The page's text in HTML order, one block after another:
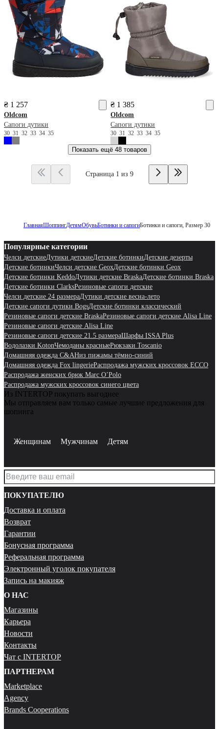
₴ 1 257
Oldcom
Сапоги дутики
30 31 32 33 34 35
₴ 1 385
Oldcom
Сапоги дутики
303132333435
Показать ещё 48 товаров
Страница 1 из 9
ГлавнаяШоппингДетямОбувьБотинки и сапогиБотинки и сапоги, Размер 30
Популярные категории
Челси детскиеДутики детскиеДетские ботинкиДетские дезерты
Детские ботинкиЧелси детские GeoxДетские ботинки Geox
Детские ботинки KeddoДутики детские BraskaДетские ботинки Braska
Детские ботинки ClarksРезиновые сапоги детские
Челси детские 24 размераДутики детские весна-лето
Детские сапоги дутики BogsДетские ботинки классический
Резиновые сапоги детские BraskaРезиновые сапоги детские Alisa Line
Резиновые сапоги детские Alisa Line
Резиновые сапоги детские 21.5 размераШарфы ISSA Plus
Водолазки KotonЧемоданы красныеРюкзаки Toscanio
Домашняя одежда C&AНиз пижамы тёмно-синий
Домашняя одежда Fox lingerieРаспродажа мужских кроссовок ECCO
Распродажа женских брюк Marc O’Polo
Распродажа мужских кроссовок синего цвета
Из INTERTOP покупать выгоднее
Мы отправляем вам только самые лучшие предложения для
шопинга
Женщинам Мужчинам Детям
ПОКУПАТЕЛЮ
Доставка и оплата
Возврат
Гарантии
Бонусная программа
Реферальная программа
Электронный уголок покупателя
Запись на макияж
О НАС
Магазины
Карьера
Новости
Контакты
Чат с INTERTOP
ПАРТНЕРАМ
Marketplace
Agency
Brands Cooperations